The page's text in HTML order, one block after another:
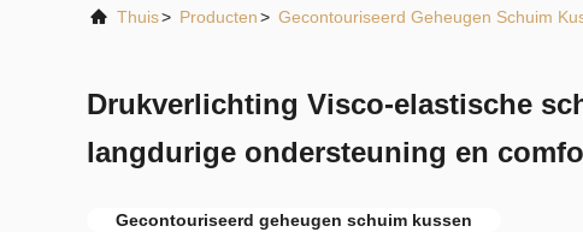
Thuis> Producten> Gecontouriseerd Geheugen Schuim
Drukverlichting Visco-elastische
langdurige ondersteuning en
Gecontouriseerd geheugen schuim kussen